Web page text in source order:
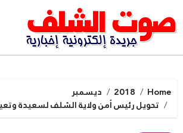
to
content
Home
2018
ديسمبر
تحويل رئيس أمن ولاية الشلف لسعيدة